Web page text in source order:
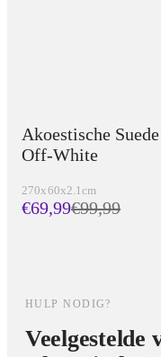
Akoestische
Off-White
270x60x2.1cm
€69,99€99,99
HULP NODIG?
Veelgestelde